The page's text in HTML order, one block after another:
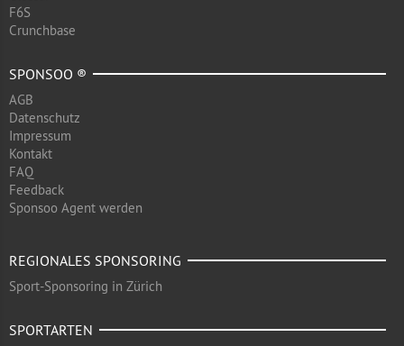
F6S
Crunchbase
SPONSOO ®
AGB
Datenschutz
Impressum
Kontakt
FAQ
Feedback
Sponsoo Agent werden
REGIONALES SPONSORING
Sport-Sponsoring in Zürich
SPORTARTEN